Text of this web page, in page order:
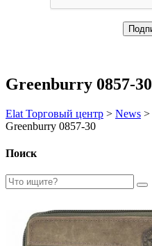
Greenburry 0857-30
Elat Торговый центр > News >
Greenburry 0857-30
Поиск